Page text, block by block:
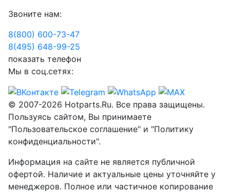
Звоните нам:
8(800) 600-73-47
8(495) 648-99-25
показать телефон
Мы в соц.сетях:
© 2007-2026 Hotparts.Ru. Все права защищены.
Пользуясь сайтом, Вы принимаете
"Пользовательское соглашение" и "Политику
конфиденциальности".
Информация на сайте не является публичной
офертой. Наличие и актуальные цены уточняйте у
менеджеров. Полное или частичное копирование